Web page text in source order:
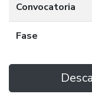
Convocatoria
Fase